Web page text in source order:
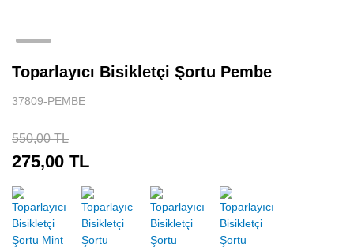
Toparlayıcı Bisikletçi Şortu Pembe
37809-PEMBE
550,00 TL
275,00 TL